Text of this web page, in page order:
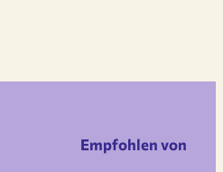
Empfohlen von